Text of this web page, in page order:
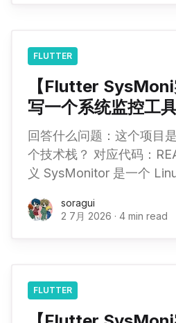
FLUTTER
【Flutter
写一个系统监控工
回答什么问题：这个项目
个技术栈？ 对应代码：
义 SysMonitor 是一个 Linux 桌面系统监控工具，以轻量级常驻窗口的形式运
/proc/
soragui
2 7月 2026 · 4 min read
FLUTTER